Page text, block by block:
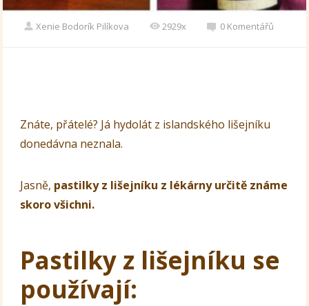
Xenie Bodorík Pilíkova 2929x 0 Komentářů
Znáte, přátelé? Já hydolát z islandského lišejníku
donedávna neznala.
Jasně, pastilky z lišejníku z lékárny určitě známe
skoro všichni.
Pastilky z lišejníku se
používají: